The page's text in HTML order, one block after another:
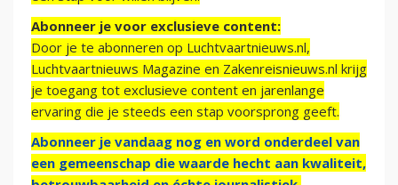
Abonneer je voor exclusieve content:
Door je te abonneren op Luchtvaartnieuws.nl,
Luchtvaartnieuws Magazine en Zakenreisnieuws.nl krijg
je toegang tot exclusieve content en jarenlange
ervaring die je steeds een stap voorsprong geeft.
Abonneer je vandaag nog en word onderdeel van
een gemeenschap die waarde hecht aan kwaliteit,